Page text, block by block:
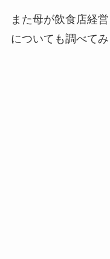
また母が飲食店経
についても調べてみ